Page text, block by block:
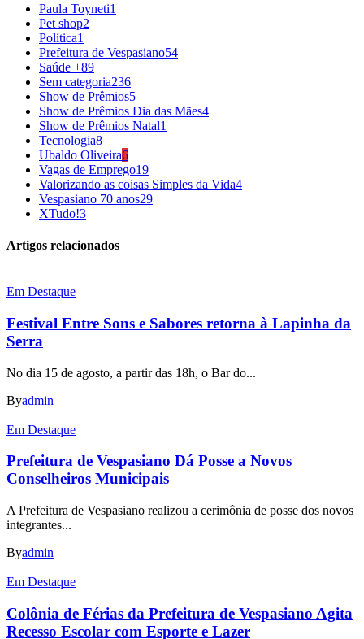
Paula Toyneti1
Pet shop2
Política1
Prefeitura de Vespasiano54
Saúde +89
Sem categoria236
Show de Prêmios5
Show de Prêmios Dia das Mães4
Show de Prêmios Natal1
Tecnologia8
Ubaldo Oliveira6
Vagas de Emprego19
Valorizando as coisas Simples da Vida4
Vespasiano 70 anos29
XTudo!3
Artigos relacionados
Em Destaque
Festival Entre Sons e Sabores retorna à Lapinha da
Serra
No dia 15 de agosto, a partir das 18h, o Bar do...
Byadmin
Em Destaque
Prefeitura de Vespasiano Dá Posse a Novos
Conselheiros Municipais
A Prefeitura de Vespasiano realizou a cerimônia de posse dos novos
integrantes...
Byadmin
Em Destaque
Colônia de Férias da Prefeitura de Vespasiano Agita
Recesso Escolar com Esporte e Lazer